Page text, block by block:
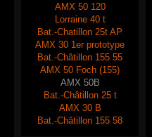
AMX 50 120
Lorraine 40 t
Bat.-Chatillon 25t AP
AMX 30 1er prototype
Bat.-Châtillon 155 55
AMX 50 Foch (155)
AMX 50B
Bat.-Châtillon 25 t
AMX 30 B
Bat.-Châtillon 155 58